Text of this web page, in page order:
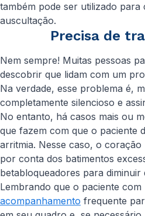
também pode ser utilizado
auscultação.
Precisa de
Nem sempre! Muitas pessoas
descobrir que lidam com um
Na verdade, esse problema é,
completamente silencioso e
No entanto, há casos mais ou
que fazem com que o paciente
arritmia. Nesse caso, o
por conta dos batimentos
betabloqueadores para
Lembrando que o paciente com
acompanhamento frequente